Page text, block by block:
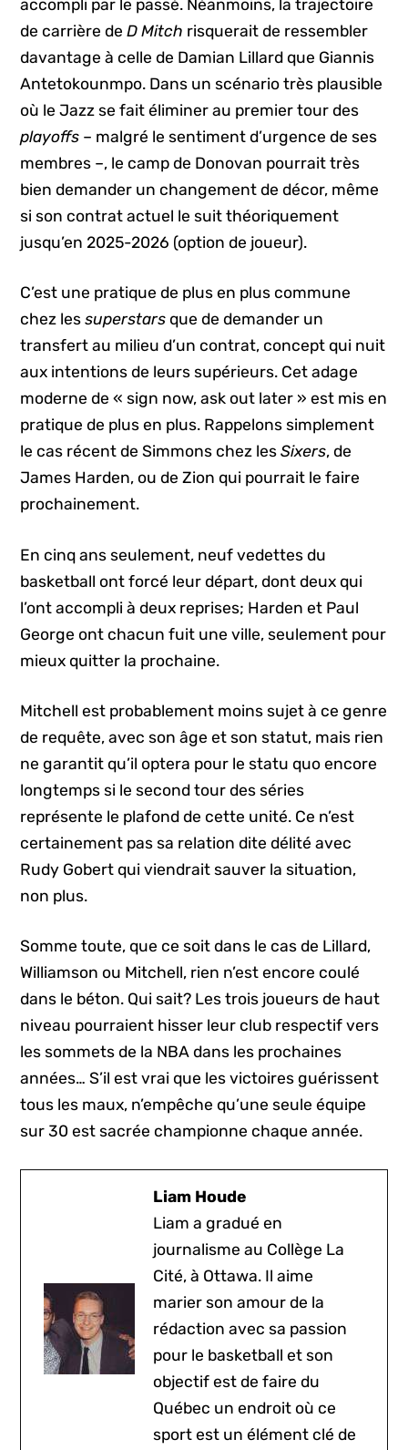
accompli par le passé. Néanmoins, la trajectoire
de carrière deD Mitch risquerait de ressembler
davantage à celle de Damian Lillard que Giannis
Antetokounmpo. Dans un scénario très plausible
où le Jazz se fait éliminer au premier tour des
playoffs – malgré le sentiment d’urgence de ses
membres –, le camp de Donovan pourrait très
bien demander un changement de décor, même
si son contrat actuel le suit théoriquement
jusqu’en 2025-2026 (option de joueur).
C’est une pratique de plus en plus commune
chez lessuperstarsque de demander un
transfert au milieu d’un contrat, concept qui nuit
aux intentions de leurs supérieurs. Cet adage
moderne de « sign now, ask out later » est mis en
pratique de plus en plus. Rappelons simplement
le cas récent de Simmons chez lesSixers, de
James Harden, ou de Zion qui pourrait le faire
prochainement.
En cinq ans seulement, neuf vedettes du
basketball ont forcé leur départ, dont deux qui
l’ont accompli à deux reprises; Harden et Paul
George ont chacun fuit une ville, seulement pour
mieux quitter la prochaine.
Mitchell est probablement moins sujet à ce genre
de requête, avec son âge et son statut, mais rien
ne garantit qu’il optera pour le statu quo encore
longtemps si le second tour des séries
représente le plafond de cette unité. Ce n’est
certainement pas sa relation dite délité avec
Rudy Gobert qui viendrait sauver la situation,
non plus.
Somme toute, que ce soit dans le cas de Lillard,
Williamson ou Mitchell, rien n’est encore coulé
dans le béton. Qui sait? Les trois joueurs de haut
niveau pourraient hisser leur club respectif vers
les sommets de la NBA dans les prochaines
années… S’il est vrai que les victoires guérissent
tous les maux, n’empêche qu’une seule équipe
sur 30 est sacrée championne chaque année.
Liam Houde
Liam a gradué en
journalisme au Collège La
Cité, à Ottawa. Il aime
marier son amour de la
rédaction avec sa passion
pour le basketball et son
objectif est de faire du
Québec un endroit où ce
sport est un élément clé de